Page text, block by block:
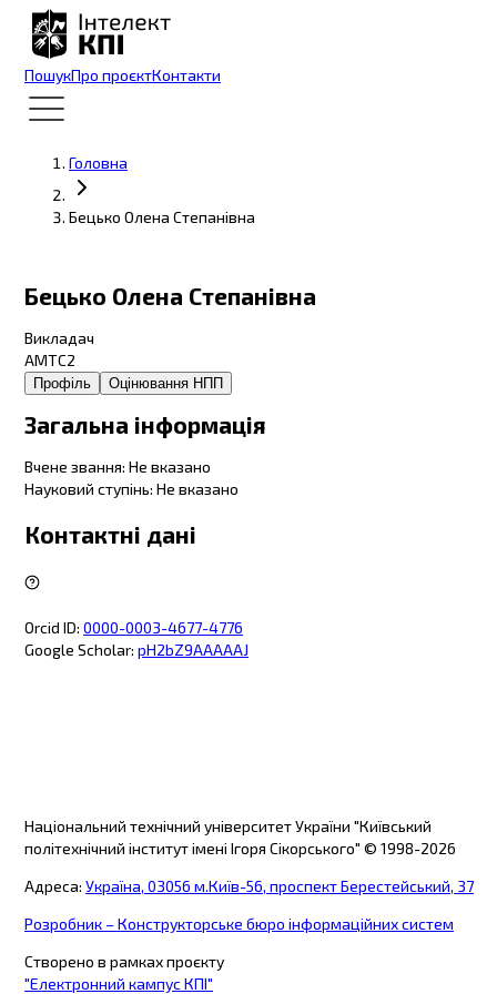
ПошукПро проєктКонтакти
Головна
Бецько Олена Степанівна
Бецько Олена Степанівна
Викладач
АМТС2
Профіль Оцінювання НПП
Загальна інформація
Вчене звання: Не вказано
Науковий ступінь: Не вказано
Контактні дані
Orcid ID: 0000-0003-4677-4776
Google Scholar: pH2bZ9AAAAAJ
Національний технічний університет України "Київський
політехнічний інститут імені Ігоря Сікорського" © 1998-2026
Адреса: Україна, 03056 м.Київ-56, проспект Берестейський, 37
Розробник – Конструкторське бюро інформаційних систем
Створено в рамках проєкту
"Електронний кампус КПІ"